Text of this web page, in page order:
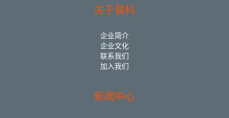
关于易科
企业简介
企业文化
联系我们
加入我们
新闻中心